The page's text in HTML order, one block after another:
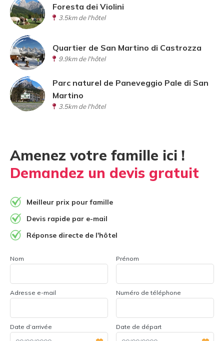
Foresta dei Violini
3.5km de l'hôtel
Quartier de San Martino di Castrozza
9.9km de l'hôtel
Parc naturel de Paneveggio Pale di San
Martino
3.5km de l'hôtel
Amenez votre famille ici !
Demandez un devis gratuit
Meilleur prix pour famille
Devis rapide par e-mail
Réponse directe de l'hôtel
Nom Prénom
Adresse e-mail Numéro de téléphone
Date d’arrivée Date de départ